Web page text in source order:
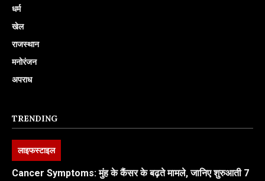
धर्म
खेल
राजस्थान
मनोरंजन
अपराध
TRENDING
लाइफस्टाइल
Cancer Symptoms: मुंह के कैंसर के बढ़ते मामले, जानिए शुरुआती 7